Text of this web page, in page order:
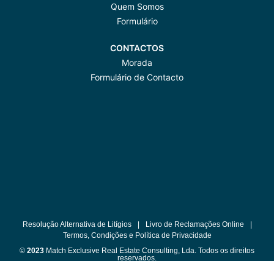
Quem Somos
Formulário
CONTACTOS
Morada
Formulário de Contacto
Resolução Alternativa de Litígios | Livro de Reclamações Online
|
Termos, Condições e Política de Privacidade
© 2023 Match Exclusive Real Estate Consulting, Lda. Todos os direitos
reservados.